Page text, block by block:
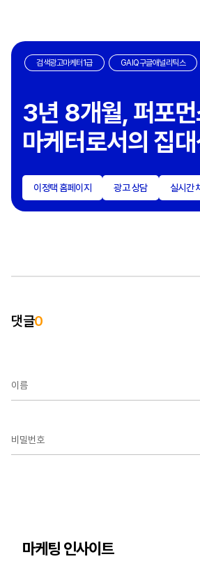
검색광고마케터1급 GAIQ구글애널리틱스
3년 8개월, 퍼포
마케터로서의 집
이정택 홈페이지 광고 상담 실시간
댓글0
이름
비밀번호
마케팅 인사이트